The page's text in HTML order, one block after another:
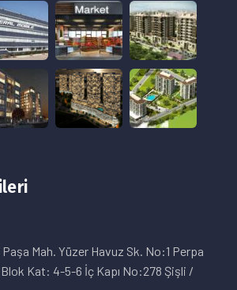
Paşa Mah. Yüzer Havuz Sk. No:1 Perpa
Kat: 4-5-6 İç Kapı No:278 Şişli /